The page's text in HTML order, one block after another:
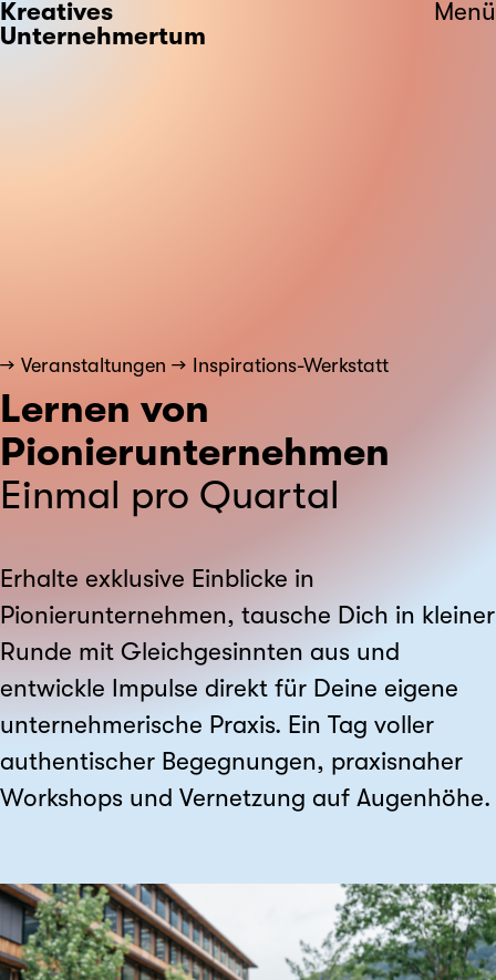
Kreatives
Unternehmertum
Menü
Veranstaltungen Inspirations-Werkstatt
Lernen von
Pionierunternehmen
Einmal pro Quartal
Erhalte exklusive Einblicke in
Pionierunternehmen, tausche Dich in kleiner
Runde mit Gleichgesinnten aus und
entwickle Impulse direkt für Deine eigene
unternehmerische Praxis. Ein Tag voller
authentischer Begegnungen, praxisnaher
Workshops und Vernetzung auf Augenhöhe.